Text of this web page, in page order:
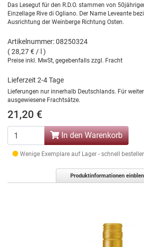
Das Lesegut für den R.D.O. stammen von
Einzellage Rive di Ogliano. Der Name Leveante
Ausrichtung der Weinberge Richtung Osten.
Artikelnummer: 08250324
( 28,27 € / l )
Preise inkl. MwSt, gegebenfalls zzgl. Fracht
Lieferzeit 2-4 Tage
Lieferungen nur innerhalb Deutschlands. Für
ausgewiesene Frachtsätze.
21,20 €
In den Warenkorb
Wenige Exemplare auf Lager - schnell
Produktinformationen